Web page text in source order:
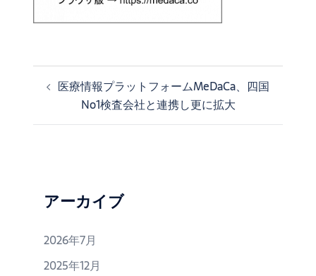
投
ナ
シ
ョ
医療情報プラットフォームMeDaCa、四国
No1検査会社と連携し更に拡大
アーカイブ
2026年7月
2025年12月